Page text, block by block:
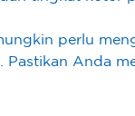
perlu
Anda